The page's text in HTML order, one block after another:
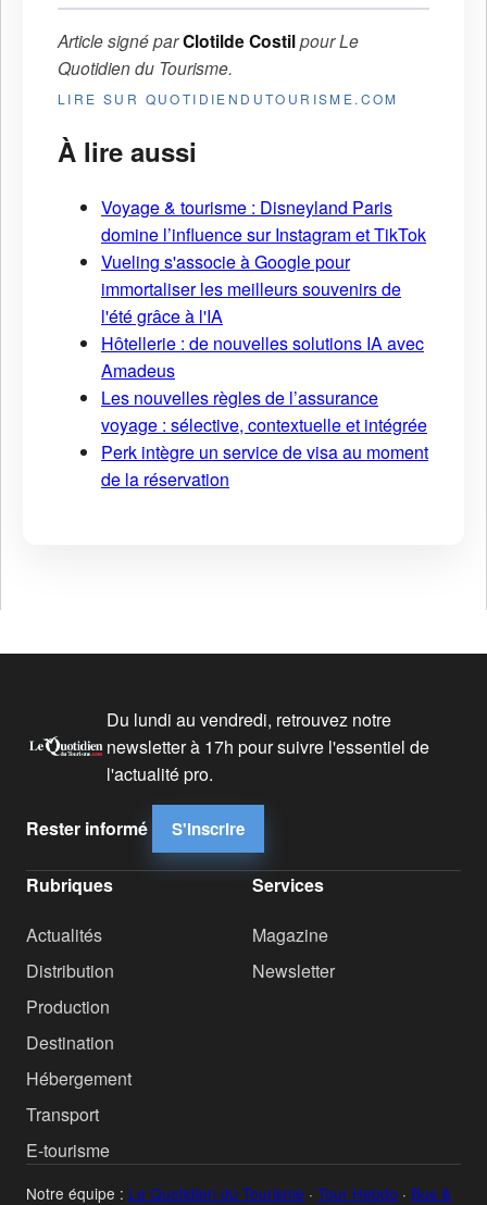
Article signé parClotilde CostilpourLe
Quotidien du Tourisme.
LIRE SUR QUOTIDIENDUTOURISME.COM
À lire aussi
Voyage & tourisme : Disneyland Paris
domine l’influence sur Instagram et TikTok
Vueling s'associe à Google pour
immortaliser les meilleurs souvenirs de
l'été grâce à l'IA
Hôtellerie : de nouvelles solutions IA avec
Amadeus
Les nouvelles règles de l’assurance
voyage : sélective, contextuelle et intégrée
Perk intègre un service de visa au moment
de la réservation
Du lundi au vendredi, retrouvez notre
newsletter à 17h pour suivre l'essentiel de
l'actualité pro.
Rester informé S'inscrire
Rubriques
Actualités
Distribution
Production
Destination
Hébergement
Transport
E-tourisme
Services
Magazine
Newsletter
Notre équipe : Le Quotidien du Tourisme · Tour Hebdo · Bus &